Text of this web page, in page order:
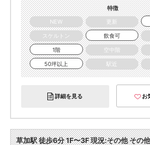
特徴
NEW
更新
スケルトン
飲食可
1階
空中階
50坪以上
駅近
詳細を見る お
草加駅 徒歩6分 1F〜3F 現況:その他 その